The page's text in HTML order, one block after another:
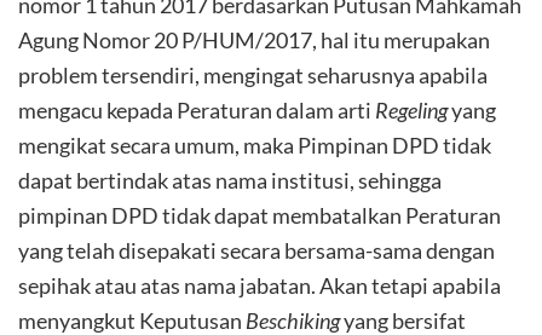
Agung Nomor 20 P/HUM/2017, hal itu merupakan
problem tersendiri, mengingat seharusnya apabila
mengacu kepada Peraturan dalam arti Regelingyang
mengikat secara umum, maka Pimpinan DPD tidak
dapat bertindak atas nama institusi, sehingga
pimpinan DPD tidak dapat membatalkan Peraturan
yang telah disepakati secara bersama-sama dengan
sepihak atau atas nama jabatan. Akan tetapi apabila
menyangkut Keputusan Beschikingyang bersifat